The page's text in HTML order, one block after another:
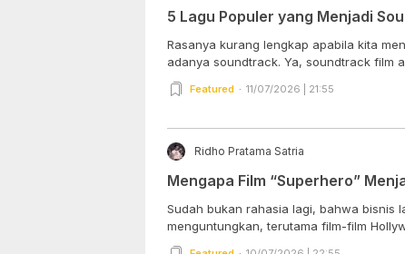
5 Lagu Populer yang Menjadi
Rasanya kurang lengkap apabila kita
adanya soundtrack. Ya, soundtrack film
Featured 11/07/2026 | 21:55
Ridho Pratama Satria
Mengapa Film “Superhero”
Sudah bukan rahasia lagi, bahwa bisnis
menguntungkan, terutama film-film